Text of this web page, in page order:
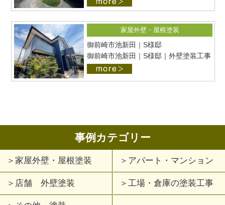
家屋外壁・屋根塗装
御前崎市池新田｜S様邸
御前崎市池新田｜S様邸｜外壁塗装工事
事例カテゴリー
家屋外壁・屋根塗装 アパート・マンション
店舗 外壁塗装 工場・倉庫の塗装工事